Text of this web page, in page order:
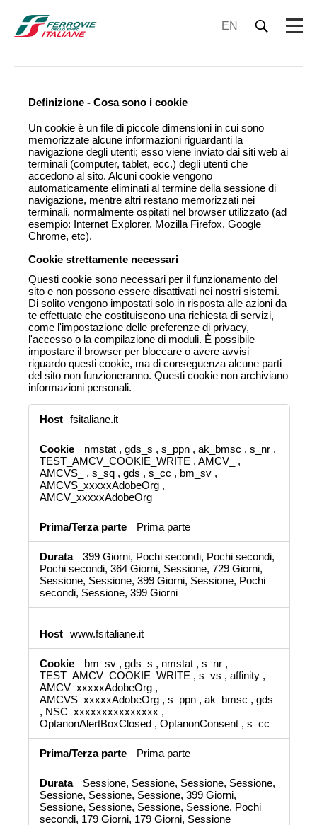
EN
Definizione - Cosa sono i cookie
Un cookie è un file di piccole dimensioni in cui sono
memorizzate alcune informazioni riguardanti la
navigazione degli utenti; esso viene inviato dai siti web ai
terminali (computer, tablet, ecc.) degli utenti che
accedono al sito. Alcuni cookie vengono
automaticamente eliminati al termine della sessione di
navigazione, mentre altri restano memorizzati nei
terminali, normalmente ospitati nel browser utilizzato (ad
esempio: Internet Explorer, Mozilla Firefox, Google
Chrome, etc).
Cookie strettamente necessari
Questi cookie sono necessari per il funzionamento del
sito e non possono essere disattivati ​​nei nostri sistemi.
Di solito vengono impostati solo in risposta alle azioni da
te effettuate che costituiscono una richiesta di servizi,
come l'impostazione delle preferenze di privacy,
l'accesso o la compilazione di moduli. È possibile
impostare il browser per bloccare o avere avvisi
riguardo questi cookie, ma di conseguenza alcune parti
del sito non funzioneranno. Questi cookie non archiviano
informazioni personali.
Cookie
strettamente
necessari
fsitaliane.it
nmstat ,gds_s ,s_ppn ,ak_bmsc ,s_nr ,
TEST_AMCV_COOKIE_WRITE ,AMCV_ ,
AMCVS_ ,s_sq ,gds ,s_cc , bm_sv ,
AMCVS_xxxxxAdobeOrg ,
AMCV_xxxxxAdobeOrg
Prima parte
399 Giorni, Pochi secondi, Pochi secondi,
Pochi secondi, 364 Giorni, Sessione, 729 Giorni,
Sessione, Sessione, 399 Giorni, Sessione, Pochi
secondi, Sessione, 399 Giorni
www.fsitaliane.it
bm_sv ,gds_s , nmstat ,s_nr ,
TEST_AMCV_COOKIE_WRITE ,s_vs ,affinity ,
AMCV_xxxxxAdobeOrg ,
AMCVS_xxxxxAdobeOrg ,s_ppn ,ak_bmsc ,gds
, NSC_xxxxxxxxxxxxxxx ,
OptanonAlertBoxClosed ,OptanonConsent ,s_cc
Prima parte
Sessione, Sessione, Sessione, Sessione,
Sessione, Sessione, Sessione, 399 Giorni,
Sessione, Sessione, Sessione, Sessione, Pochi
secondi, 179 Giorni, 179 Giorni, Sessione